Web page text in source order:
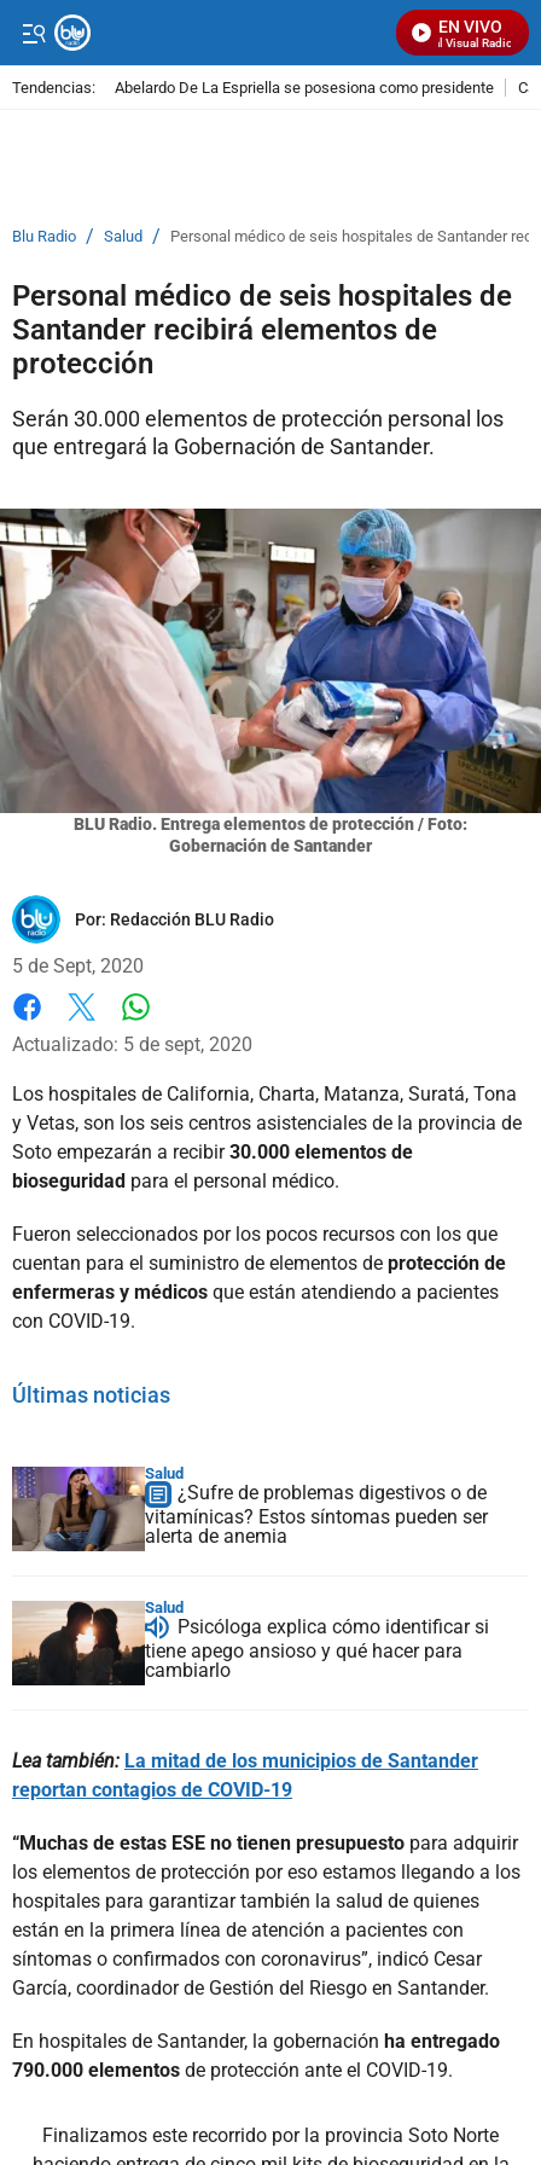
EN VIVO
Señal Visual Radio
Tendencias: Abelardo De La Espriella se posesiona como presidente
Blu Radio / Salud / Personal médico de seis hospitales de Santander
Personal médico de seis hospitales de
Santander recibirá elementos de
protección
Serán 30.000 elementos de protección personal los
que entregará la Gobernación de Santander.
BLU Radio. Entrega elementos de protección / Foto:
Gobernación de Santander
Por: Redacción BLU Radio
5 de Sept, 2020
Facebook
X
Actualizado: 5 de sept, 2020
Los hospitales de California, Charta, Matanza, Suratá, Tona
y Vetas, son los seis centros asistenciales de la provincia de
Soto empezarán a recibir30.000 elementos de
bioseguridad para el personal médico.
Fueron seleccionados por los pocos recursos con los que
cuentan para el suministro de elementos de protección de
enfermeras y médicos que están atendiendo a pacientes
con COVID-19.
Últimas noticias
Salud
¿Sufre de problemas digestivos o de
vitamínicas? Estos síntomas pueden ser
alerta de anemia
Salud
Psicóloga explica cómo identificar si
tiene apego ansioso y qué hacer para
cambiarlo
Lea también: La mitad de los municipios de Santander
reportan contagios de COVID-19
“Muchas de estas ESE no tienen presupuesto para adquirir
los elementos de protección por eso estamos llegando a los
hospitales para garantizar también la salud de quienes
están en la primera línea de atención a pacientes con
síntomas o confirmados con coronavirus”, indicó Cesar
García, coordinador de Gestión del Riesgo en Santander.
En hospitales de Santander, la gobernación ha entregado
790.000 elementos de protección ante el COVID-19.
Finalizamos este recorrido por la provincia Soto Norte